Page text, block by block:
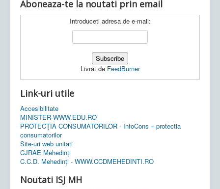
Aboneaza-te la noutati prin email
Introduceti adresa de e-mail:
Livrat de FeedBurner
Link-uri utile
Accesibilitate
MINISTER-WWW.EDU.RO
PROTECȚIA CONSUMATORILOR - InfoCons – protectia
consumatorilor
Site-uri web unitati
CJRAE Mehedinți
C.C.D. Mehedinţi - WWW.CCDMEHEDINTI.RO
Noutati ISJ MH